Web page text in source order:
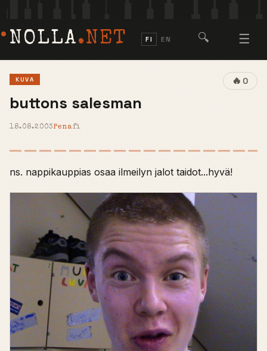
NOLLA.NET FI EN 🔍 ☰
🔥 0
KUVA
buttons salesman
18.08.2003Penafi
ns. nappikauppias osaa ilmeilyn jalot taidot...hyvä!